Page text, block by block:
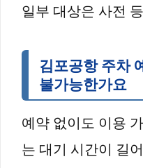
일부 대상은 사전
김포공항 주차
불가능한가요
예약 없이도 이용
는 대기 시간이 길